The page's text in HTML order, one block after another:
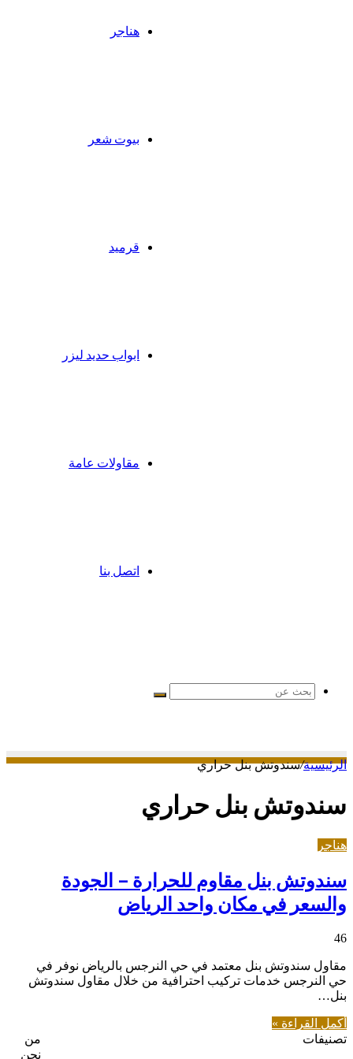
هناجر
بيوت شعر
قرميد
ابواب حديد ليزر
مقاولات عامة
اتصل بنا
بحث
الرئيسية/سندوتش بنل حراري
سندوتش بنل حراري
هناجر
سندوتش بنل مقاوم للحرارة – الجودة
والسعر في مكان واحد الرياض
46
مقاول سندوتش بنل معتمد في حي النرجس بالرياض نوفر في
حي النرجس خدمات تركيب احترافية من خلال مقاول سندوتش
بنل…
أكمل القراءة »
تصنيفات
من
نحن